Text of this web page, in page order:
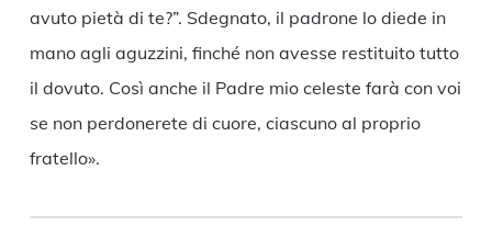
avuto pietà di te?”. Sdegnato, il padrone lo diede in
mano agli aguzzini, finché non avesse restituito tutto
il dovuto. Così anche il Padre mio celeste farà con voi
se non perdonerete di cuore, ciascuno al proprio
fratello».